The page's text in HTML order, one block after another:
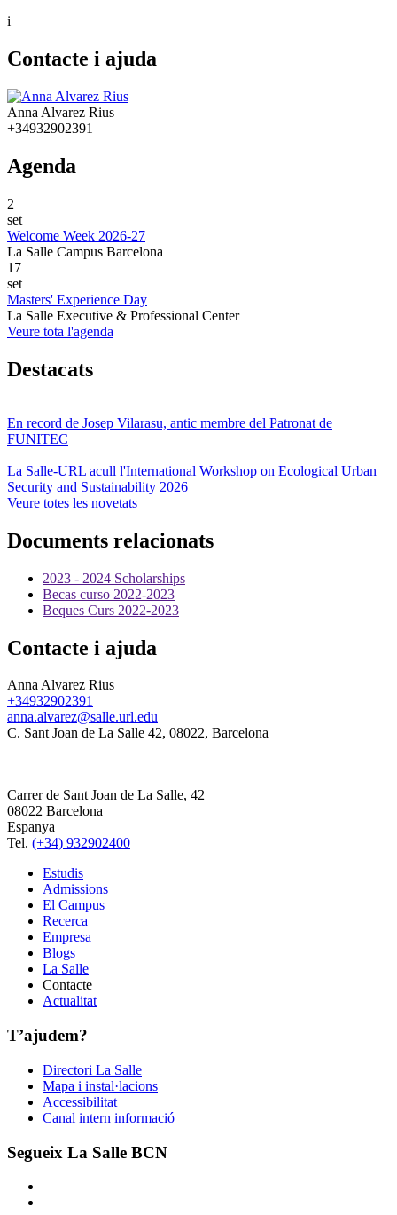
i
Contacte i ajuda
Anna Alvarez Rius
+34932902391
Agenda
2
set
Welcome Week 2026-27
La Salle Campus Barcelona
17
set
Masters' Experience Day
La Salle Executive & Professional Center
Veure tota l'agenda
Destacats
En record de Josep Vilarasu, antic membre del Patronat de
FUNITEC
La Salle-URL acull l'International Workshop on Ecological Urban
Security and Sustainability 2026
Veure totes les novetats
Documents relacionats
2023 - 2024 Scholarships
Becas curso 2022-2023
Beques Curs 2022-2023
Contacte i ajuda
Anna Alvarez Rius
+34932902391
anna.alvarez@salle.url.edu
C. Sant Joan de La Salle 42, 08022, Barcelona
Carrer de Sant Joan de La Salle, 42
08022 Barcelona
Espanya
Tel. (+34) 932902400
Estudis
Admissions
El Campus
Recerca
Empresa
Blogs
La Salle
Contacte
Actualitat
T’ajudem?
Directori La Salle
Mapa i instal·lacions
Accessibilitat
Canal intern informació
Segueix La Salle BCN